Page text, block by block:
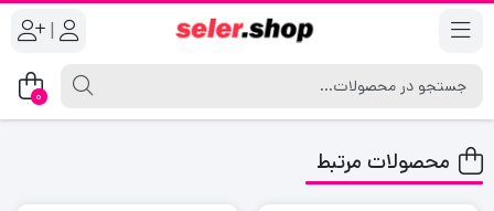
|
0
محصولات مرتبط